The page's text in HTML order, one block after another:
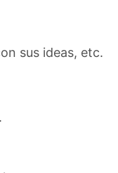
sus ideas, etc.